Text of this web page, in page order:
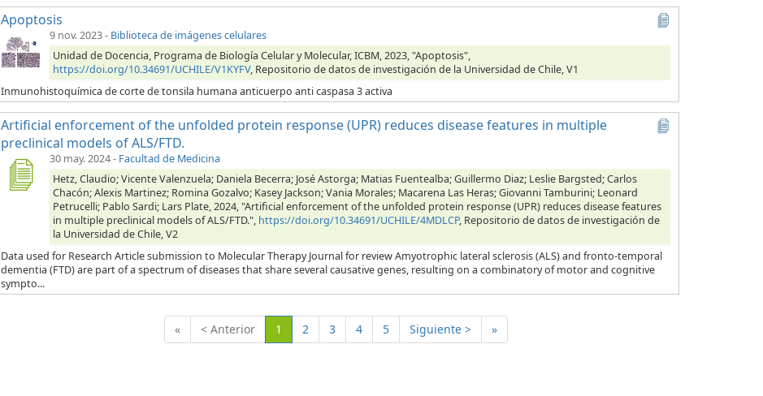
Apoptosis
9 nov. 2023- Biblioteca de imágenes celulares
Unidad de Docencia, Programa de Biología Celular y Molecular, ICBM, 2023, "Apoptosis",
https://doi.org/10.34691/UCHILE/V1KYFV, Repositorio de datos de investigación de la Universidad de Chile, V1
Inmunohistoquímica de corte de tonsila humana anticuerpo anti caspasa 3 activa
Artificial enforcement of the unfolded protein response (UPR) reduces disease features in multiple
preclinical models of ALS/FTD.
30 may. 2024- Facultad de Medicina
Hetz, Claudio; Vicente Valenzuela; Daniela Becerra; José Astorga; Matias Fuentealba; Guillermo Diaz; Leslie Bargsted; Carlos
Chacón; Alexis Martinez; Romina Gozalvo; Kasey Jackson; Vania Morales; Macarena Las Heras; Giovanni Tamburini; Leonard
Petrucelli; Pablo Sardi; Lars Plate, 2024, "Artificial enforcement of the unfolded protein response (UPR) reduces disease features
in multiple preclinical models of ALS/FTD.", https://doi.org/10.34691/UCHILE/4MDLCP, Repositorio de datos de investigación de
la Universidad de Chile, V2
Data used for Research Article submission to Molecular Therapy Journal for review Amyotrophic lateral sclerosis (ALS) and fronto-temporal
dementia (FTD) are part of a spectrum of diseases that share several causative genes, resulting on a combinatory of motor and cognitive
sympto...
« < Anterior 1 (Actual)
2 3 4 5 Siguiente > »